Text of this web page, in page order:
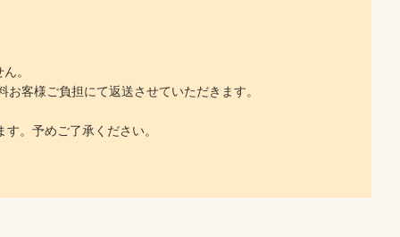
。
客様ご負担にて返送させていただきます。
。予めご了承ください。